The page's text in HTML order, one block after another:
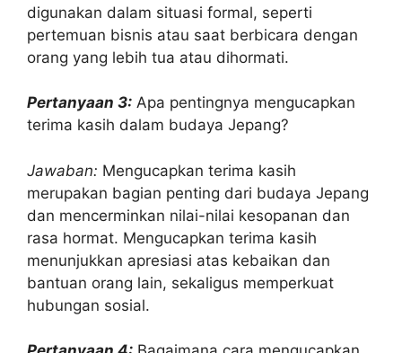
digunakan dalam situasi formal, seperti
pertemuan bisnis atau saat berbicara dengan
orang yang lebih tua atau dihormati.
Pertanyaan 3: Apa pentingnya mengucapkan
terima kasih dalam budaya Jepang?
Jawaban: Mengucapkan terima kasih
merupakan bagian penting dari budaya Jepang
dan mencerminkan nilai-nilai kesopanan dan
rasa hormat. Mengucapkan terima kasih
menunjukkan apresiasi atas kebaikan dan
bantuan orang lain, sekaligus memperkuat
hubungan sosial.